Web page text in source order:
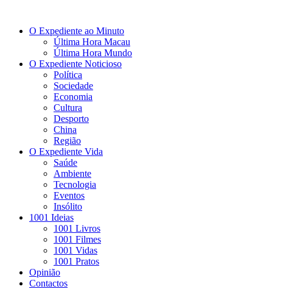
O Expediente ao Minuto
Última Hora Macau
Última Hora Mundo
O Expediente Noticioso
Política
Sociedade
Economia
Cultura
Desporto
China
Região
O Expediente Vida
Saúde
Ambiente
Tecnologia
Eventos
Insólito
1001 Ideias
1001 Livros
1001 Filmes
1001 Vidas
1001 Pratos
Opinião
Contactos